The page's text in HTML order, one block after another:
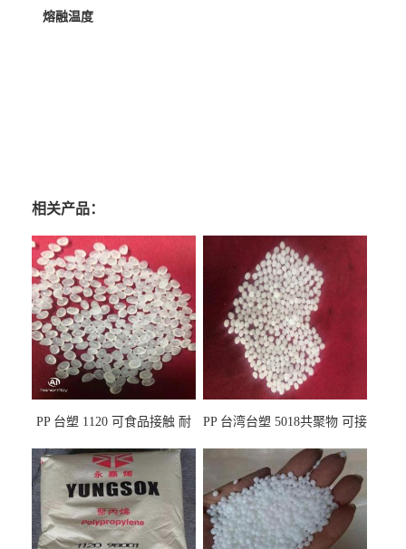
熔融温度
相关产品：
PP 台塑 1120 可食品接触 耐
PP 台湾台塑 5018共聚物 可接